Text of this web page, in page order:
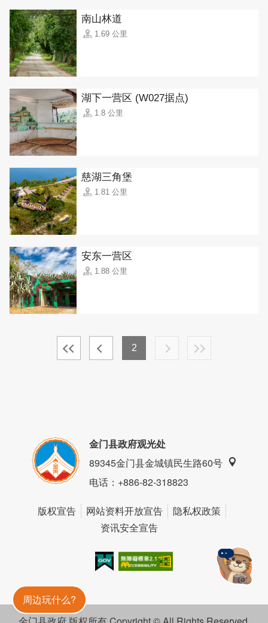
南山林道
1.69 公里
湖下一营区 (W027据点)
1.8 公里
慈湖三角堡
1.81 公里
安东一营区
1.88 公里
2
金门县政府观光处
89345金门县金城镇民生路60号
电话：+886-82-318823
版权宣告 网站资料开放宣告
隐私权政策
资讯安全宣告
周边玩什么?